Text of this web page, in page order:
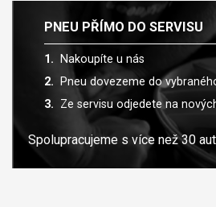
PNEU PŘÍMO DO SERVISU
Nakoupíte u nás
Pneu dovezeme do
Ze servisu odjedete na
Spolupracujeme s více než 30